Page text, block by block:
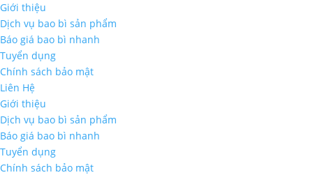
Giới thiệu
Dịch vụ bao bì sản phẩm
Báo giá bao bì nhanh
Tuyển dụng
Chính sách bảo mật
Liên Hệ
Giới thiệu
Dịch vụ bao bì sản phẩm
Báo giá bao bì nhanh
Tuyển dụng
Chính sách bảo mật